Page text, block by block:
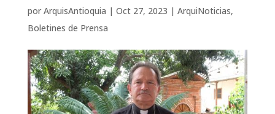
por ArquisAntioquia | Oct 27, 2023 | ArquiNoticias,
Boletines de Prensa